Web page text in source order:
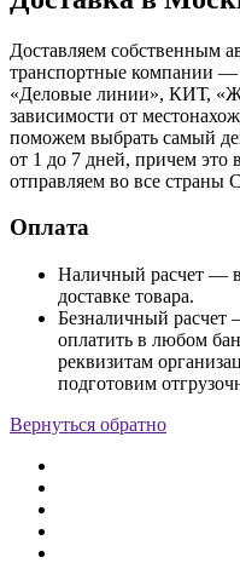
Доставляем собственным
транспортные компании
«Деловые линии», КИТ,
зависимости от
поможем выбрать самый
от 1 до 7 дней, причем это
отправляем во все страны
Оплата
Наличный расчет —
доставке товара.
Безналичный
оплатить в любом
реквизитам
подготовим
Вернуться обратно